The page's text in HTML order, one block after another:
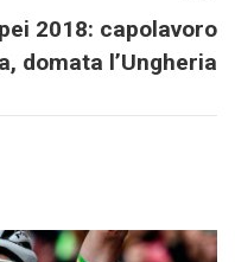
2018: capolavoro
domata l’Ungheria